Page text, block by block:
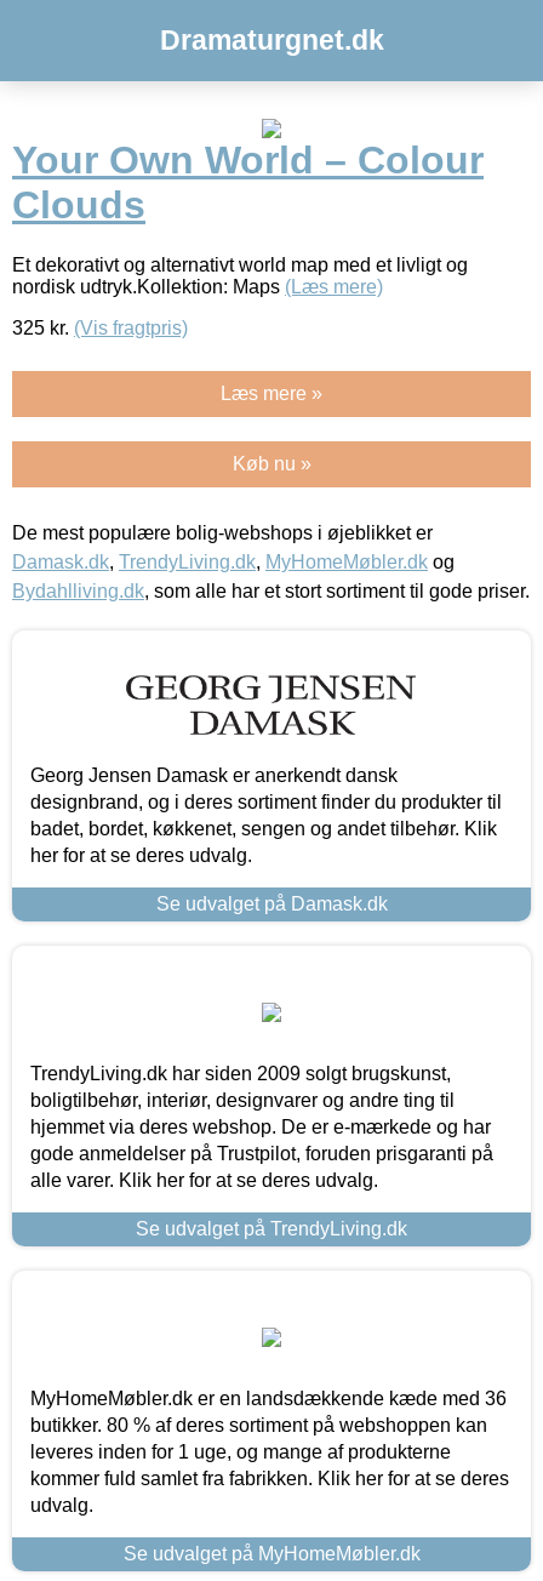
Dramaturgnet.dk
Your Own World – Colour
Clouds
Et dekorativt og alternativt world map med et livligt og
nordisk udtryk.Kollektion: Maps (Læs mere)
325 kr. (Vis fragtpris)
Læs mere »
Køb nu »
De mest populære bolig-webshops i øjeblikket er
Damask.dk, TrendyLiving.dk, MyHomeMøbler.dk og
Bydahlliving.dk, som alle har et stort sortiment til gode priser.
Georg Jensen Damask er anerkendt dansk
designbrand, og i deres sortiment finder du produkter til
badet, bordet, køkkenet, sengen og andet tilbehør. Klik
her for at se deres udvalg.
Se udvalget på Damask.dk
TrendyLiving.dk har siden 2009 solgt brugskunst,
boligtilbehør, interiør, designvarer og andre ting til
hjemmet via deres webshop. De er e-mærkede og har
gode anmeldelser på Trustpilot, foruden prisgaranti på
alle varer. Klik her for at se deres udvalg.
Se udvalget på TrendyLiving.dk
MyHomeMøbler.dk er en landsdækkende kæde med 36
butikker. 80 % af deres sortiment på webshoppen kan
leveres inden for 1 uge, og mange af produkterne
kommer fuld samlet fra fabrikken. Klik her for at se deres
udvalg.
Se udvalget på MyHomeMøbler.dk